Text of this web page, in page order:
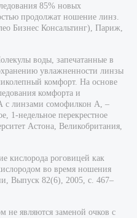
85% новых
продолжат ношение линз.
Бизнес Консальтинг), Париж,
воды, запечатанные в
увлажненности линзы
комфорт. На основе
комфорта и
с линзами сомофилкон А, –
1-недельное перекрестное
Астона, Великобритания,
кислорода роговицей как
во время ношения
Выпуск 82(6), 2005, с. 467–
являются заменой очков с